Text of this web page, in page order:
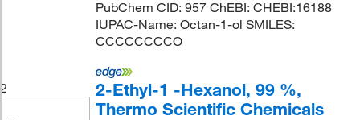
PubChem CID: 957 ChEBI: CHEBI:16188
IUPAC-Name: Octan-1-ol SMILES:
CCCCCCCCO
2
2-Ethyl-1 -Hexanol, 99 %,
Thermo Scientific Chemicals